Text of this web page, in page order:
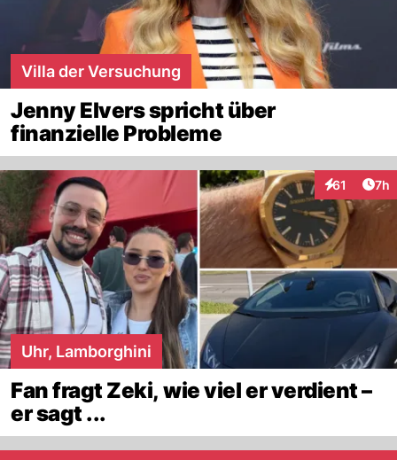
Villa der Versuchung
Jenny Elvers spricht über
finanzielle Probleme
61 7h
Uhr, Lamborghini
Fan fragt Zeki, wie viel er verdient –
er sagt ...